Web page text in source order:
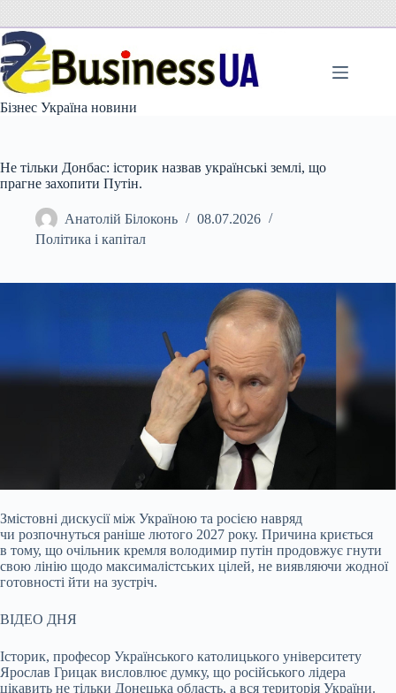
вмісту
Бізнес Україна новини
Не тільки Донбас: історик назвав українські землі, що
прагне захопити Путін.
Анатолій Білоконь
08.07.2026
Політика і капітал
Змістовні дискусії між Україною та росією навряд
чи розпочнуться раніше лютого 2027 року. Причина криється
в тому, що очільник кремля володимир путін продовжує гнути
свою лінію щодо максималістських цілей, не виявляючи жодної
готовності йти на зустріч.
ВІДЕО ДНЯ
Історик, професор Українського католицького університету
Ярослав Грицак висловлює думку, що російського лідера
цікавить не тільки Донецька область, а вся територія України.